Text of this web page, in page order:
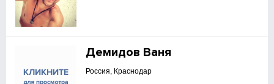
Демидов Ваня
Россия, Краснодар